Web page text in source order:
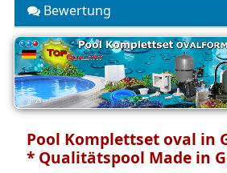
Bewertung
Pool Komplettset oval in
* Qualitätspool Made in